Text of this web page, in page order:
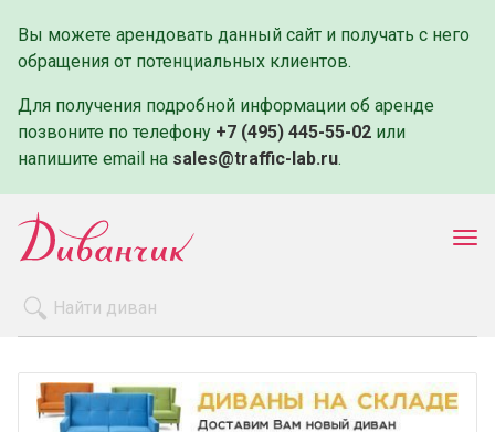
Вы можете арендовать данный сайт и получать с него
обращения от потенциальных клиентов.
Для получения подробной информации об аренде
позвоните по телефону +7 (495) 445-55-02 или
напишите email на sales@traffic-lab.ru.
Оплата и доставка
Контакты